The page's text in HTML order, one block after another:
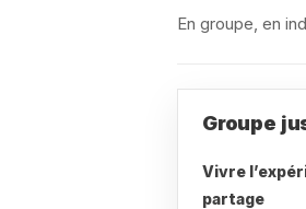
En groupe, en
Groupe
Vivre
partage